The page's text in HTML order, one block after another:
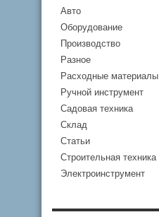
Авто
Оборудование
Производство
Разное
Расходные материалы
Ручной инструмент
Садовая техника
Склад
Статьи
Строительная техника
Электроинструмент